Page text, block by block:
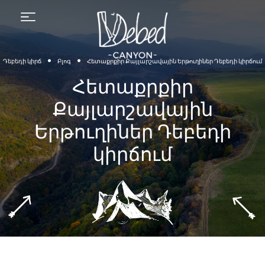
Menu
Դեբեդի կիրճ • Բլոգ • Հետաքրքիր Քայլարշավային Երթուղիներ Դեբեդի կիրճում
Հետաքրքիր
Քայլարշավային
Երթուղիներ Դեբեդի
կիրճում